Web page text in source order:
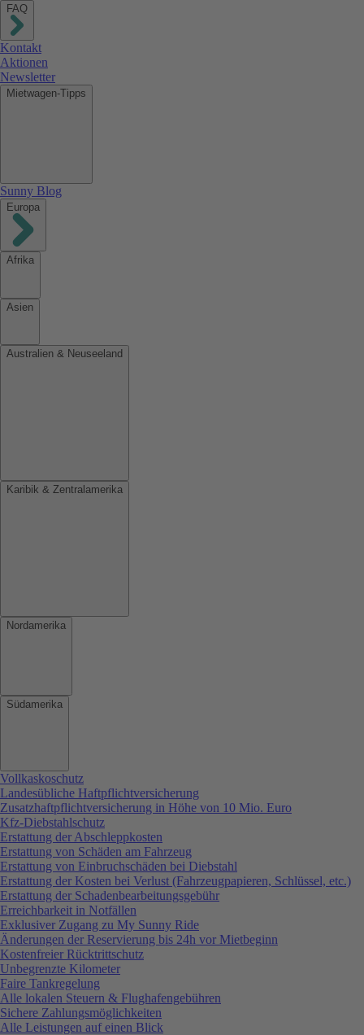
FAQ
Kontakt
Aktionen
Newsletter
Mietwagen-Tipps
Sunny Blog
Europa
Afrika
Asien
Australien & Neuseeland
Karibik & Zentralamerika
Nordamerika
Südamerika
Vollkaskoschutz
Landesübliche Haftpflichtversicherung
Zusatzhaftpflichtversicherung in Höhe von 10 Mio. Euro
Kfz-Diebstahlschutz
Erstattung der Abschleppkosten
Erstattung von Schäden am Fahrzeug
Erstattung von Einbruchschäden bei Diebstahl
Erstattung der Kosten bei Verlust (Fahrzeugpapieren, Schlüssel, etc.)
Erstattung der Schadenbearbeitungsgebühr
Erreichbarkeit in Notfällen
Exklusiver Zugang zu My Sunny Ride
Änderungen der Reservierung bis 24h vor Mietbeginn
Kostenfreier Rücktrittschutz
Unbegrenzte Kilometer
Faire Tankregelung
Alle lokalen Steuern & Flughafengebühren
Sichere Zahlungsmöglichkeiten
Alle Leistungen auf einen Blick